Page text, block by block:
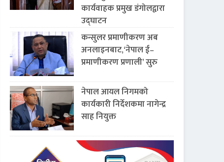
कार्यवाहक प्रमुख डंगोलद्वारा
उद्घाटन
कन्सुलर प्रमाणीकरण अब
अनलाइनबाट,‘नेपाल ई–
प्रमाणीकरण प्रणाली’ सुरु
नेपाल आयल निगमको
कार्यकारी निर्देशकमा नागेन्द्र
साह नियुक्त